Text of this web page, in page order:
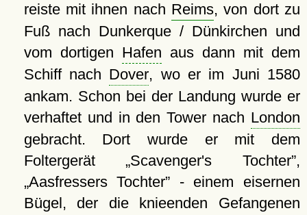
reiste mit ihnen nach Reims, von dort zu
Fuß nach Dunkerque / Dünkirchen und
vom dortigen Hafen aus dann mit dem
Schiff nach Dover, wo er im Juni 1580
ankam. Schon bei der Landung wurde er
verhaftet und in den Tower nach London
gebracht. Dort wurde er mit dem
Foltergerät Scavenger's Tochter ,
Aasfressers Tochter
- einem eisernen
Bügel, der die knieenden Gefangenen